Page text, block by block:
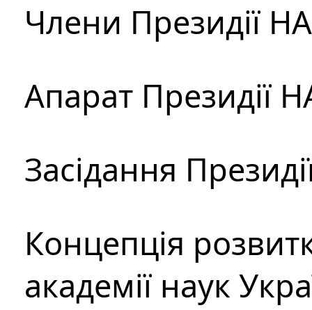
Члени Президії
Апарат Президії
Засідання
Концепція
академії наук